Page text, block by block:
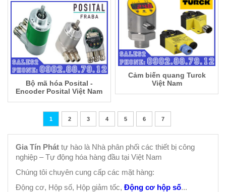
Cảm biến quang Turck
Việt Nam
Bộ mã hóa Posital -
Encoder Posital Việt Nam
1 2 3 4 5 6 7
Gia Tín Phát tự hào là Nhà phân phối các thiết bị công
nghiệp – Tự động hóa hàng đầu tại Việt Nam
Chúng tôi chuyên cung cấp các mặt hàng:
Động cơ, Hộp số, Hộp giảm tốc, Động cơ hộp số...